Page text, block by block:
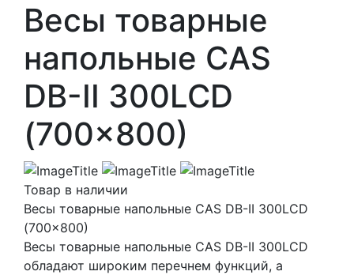
Весы товарные
напольные CAS
DB-II 300LCD
(700×800)
Товар в наличии
Весы товарные напольные CAS DB-II 300LCD
(700×800)
Весы товарные напольные CAS DB-II 300LCD
обладают широким перечнем функций, а